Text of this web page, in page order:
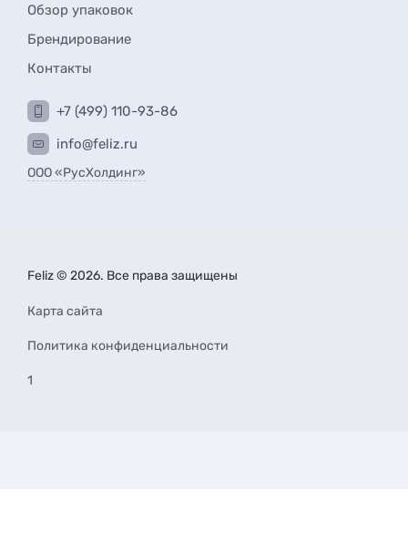
Обзор упаковок
Брендирование
Контакты
+7 (499) 110-93-86
info@feliz.ru
ООО «РусХолдинг»
Feliz © 2026. Все права защищены
Карта сайта
Политика конфиденциальности